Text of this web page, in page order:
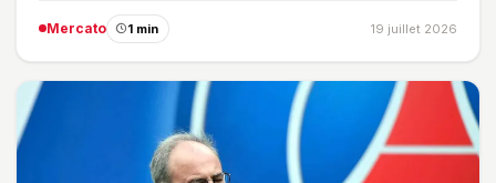
Mercato 1 min 19 juillet 2026